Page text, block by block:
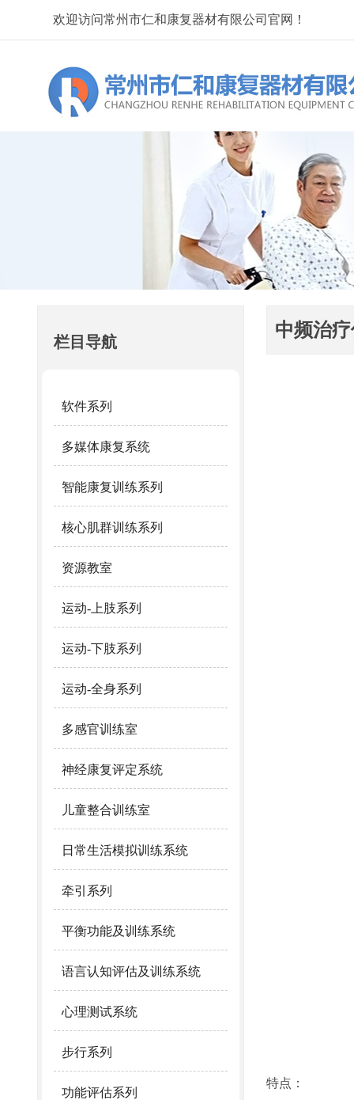
欢迎访问常州市仁和康复器材有限公司官网！
栏目导航
软件系列
多媒体康复系统
智能康复训练系列
核心肌群训练系列
资源教室
运动-上肢系列
运动-下肢系列
运动-全身系列
多感官训练室
神经康复评定系统
儿童整合训练室
日常生活模拟训练系统
牵引系列
平衡功能及训练系统
语言认知评估及训练系统
心理测试系统
步行系列
功能评估系列
中频治
特点：